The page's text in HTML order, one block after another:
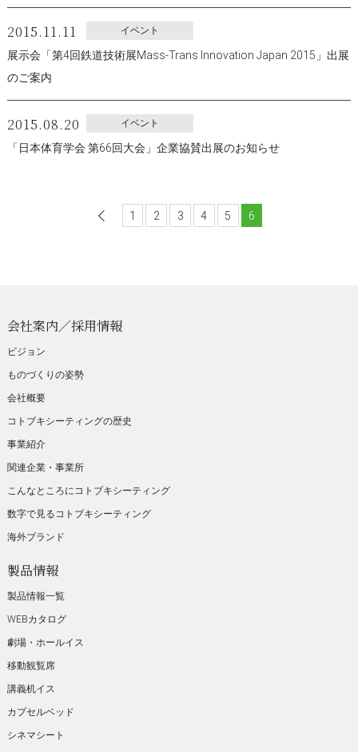
2015.11.11 イベント
展示会「第4回鉄道技術展Mass-Trans Innovation Japan 2015」出展
のご案内
2015.08.20 イベント
「日本体育学会 第66回大会」企業協賛出展のお知らせ
前へ
1 2 3 4 5 6
会社案内／採用情報
ビジョン
ものづくりの姿勢
会社概要
コトブキシーティングの歴史
事業紹介
関連企業・事業所
こんなところにコトブキシーティング
数字で見るコトブキシーティング
海外ブランド
製品情報
製品情報一覧
WEBカタログ
劇場・ホールイス
移動観覧席
講義机イス
カプセルベッド
シネマシート